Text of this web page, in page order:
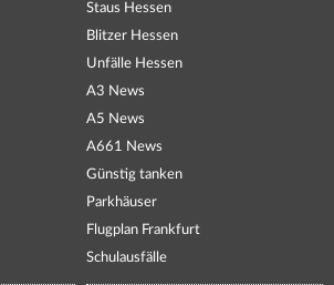
Staus Hessen
Blitzer Hessen
Unfälle Hessen
A3 News
A5 News
A661 News
Günstig tanken
Parkhäuser
Flugplan Frankfurt
Schulausfälle